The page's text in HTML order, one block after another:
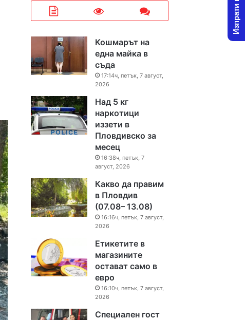
Кошмарът на
една майка в
съда
17:14ч, петък, 7 август,
2026
Над 5 кг
наркотици
иззети в
Пловдивско за
месец
16:38ч, петък, 7
август, 2026
Какво да правим
в Пловдив
(07.08– 13.08)
16:16ч, петък, 7 август,
2026
Етикетите в
магазините
остават само в
евро
16:10ч, петък, 7 август,
2026
Специален гост